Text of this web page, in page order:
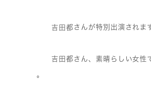
吉田都 さんが特別出演されま
吉田都さん、素晴らしい女性
。